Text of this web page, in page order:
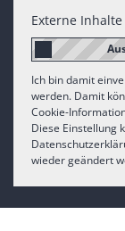
Externe Inhalte
Ich bin damit
werden. Damit
Cookie-
Diese Einstellung
wieder geändert